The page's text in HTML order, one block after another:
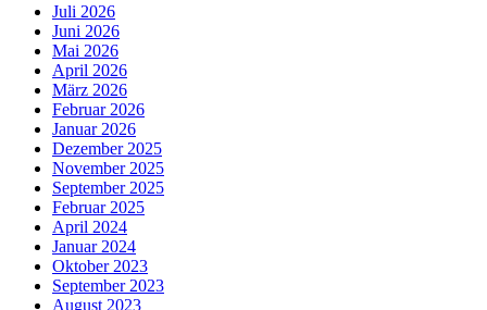
Juli 2026
Juni 2026
Mai 2026
April 2026
März 2026
Februar 2026
Januar 2026
Dezember 2025
November 2025
September 2025
Februar 2025
April 2024
Januar 2024
Oktober 2023
September 2023
August 2023